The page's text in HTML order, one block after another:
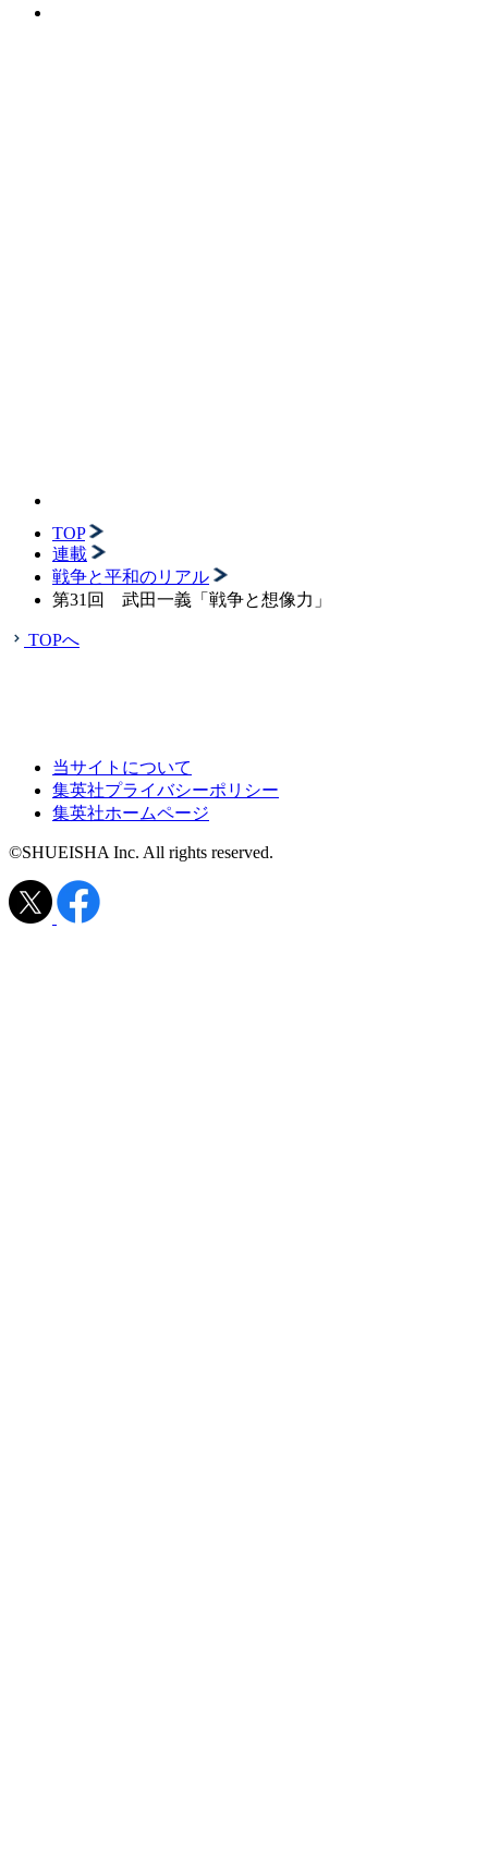
TOP
連載
戦争と平和のリアル
第31回 武田一義「戦争と想像力」
TOPへ
当サイトについて
集英社プライバシーポリシー
集英社ホームページ
©SHUEISHA Inc. All rights reserved.